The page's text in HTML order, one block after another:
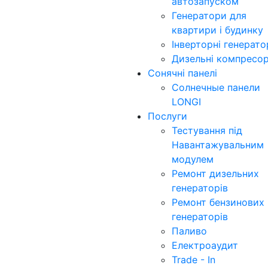
Генератори для
квартири і будинку
Інверторні
Дизельні
Сонячні панелі
Солнечные панели
LONGI
Послуги
Тестування під
Навантажувальним
модулем
Ремонт дизельних
генераторів
Ремонт бензинових
генераторів
Паливо
Електроаудит
Trade - In